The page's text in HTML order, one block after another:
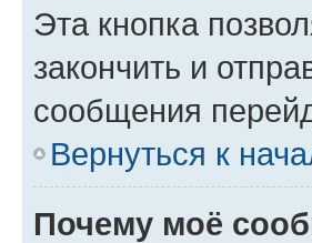
Эта кнопка
закончить и
сообщения
Вернуться к
Почему моё